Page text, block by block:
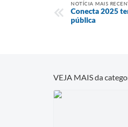
NOTÍCIA MAIS
Conecta 2025
pública
VEJA MAIS da